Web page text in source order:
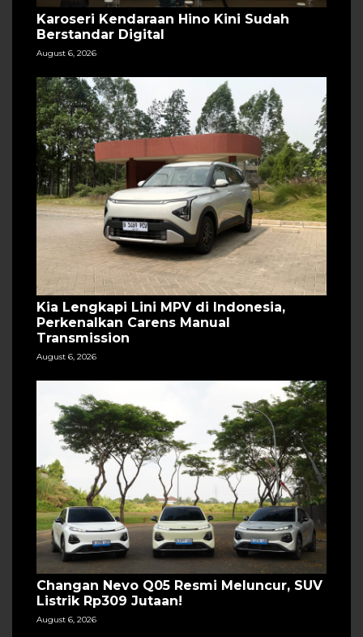
Karoseri Kendaraan Hino Kini Sudah
Berstandar Digital
August 6, 2026
Kia Lengkapi Lini MPV di Indonesia,
Perkenalkan Carens Manual
Transmission
August 6, 2026
Changan Nevo Q05 Resmi Meluncur, SUV
Listrik Rp309 Jutaan!
August 6, 2026